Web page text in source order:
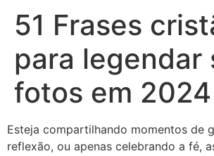
51 Frases
para legendar
fotos em 2024
Esteja compartilhando momentos de
reflexão, ou apenas celebrando a fé,